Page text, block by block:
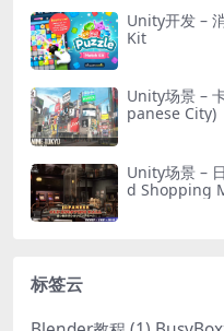
Unity开发 –
Kit
Unity场景 –
panese City)
Unity场景 –
d Shopping
标签云